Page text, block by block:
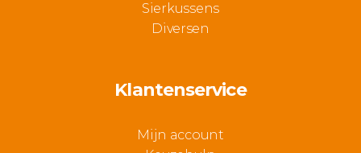
Sierkussens
Diversen
Klantenservice
Mijn account